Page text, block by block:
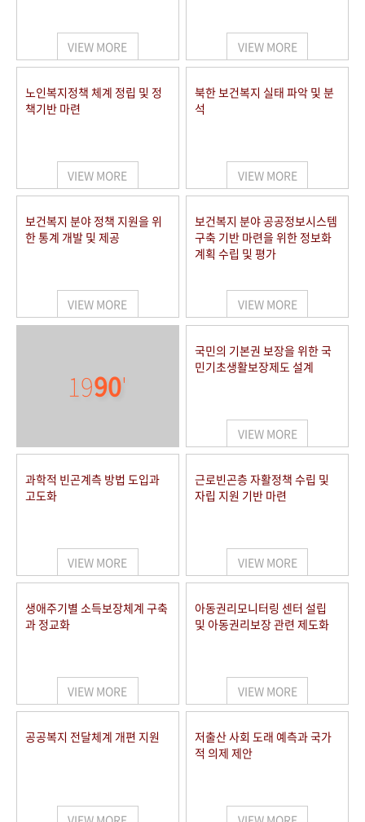
VIEW MORE VIEW MORE
노인복지정책 체계 정립 및 정
책기반 마련
VIEW MORE
북한 보건복지 실태 파악 및 분
석
VIEW MORE
보건복지 분야 정책 지원을 위
한 통계 개발 및 제공
VIEW MORE
보건복지 분야 공공정보시스템
구축 기반 마련을 위한 정보화
계획 수립 및 평가
VIEW MORE
1990'
국민의 기본권 보장을 위한 국
민기초생활보장제도 설계
VIEW MORE
과학적 빈곤계측 방법 도입과
고도화
VIEW MORE
근로빈곤층 자활정책 수립 및
자립 지원 기반 마련
VIEW MORE
생애주기별 소득보장체계 구축
과 정교화
VIEW MORE
아동권리모니터링 센터 설립
및 아동권리보장 관련 제도화
VIEW MORE
공공복지 전달체계 개편 지원
저출산 사회 도래 예측과 국가
적 의제 제안